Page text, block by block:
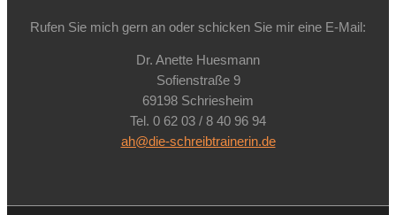
Rufen Sie mich gern an oder schicken Sie mir eine E-Mail:
Dr. Anette Huesmann
Sofienstraße 9
69198 Schriesheim
Tel. 0 62 03 / 8 40 96 94
ah@die-schreibtrainerin.de